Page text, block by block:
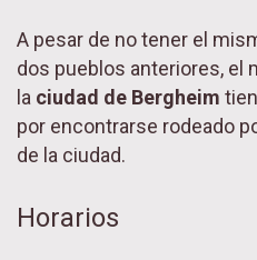
A pesar de no tener el
dos pueblos anteriores, el
la ciudad de Bergheim
por encontrarse rodeado
de la ciudad.
Horarios